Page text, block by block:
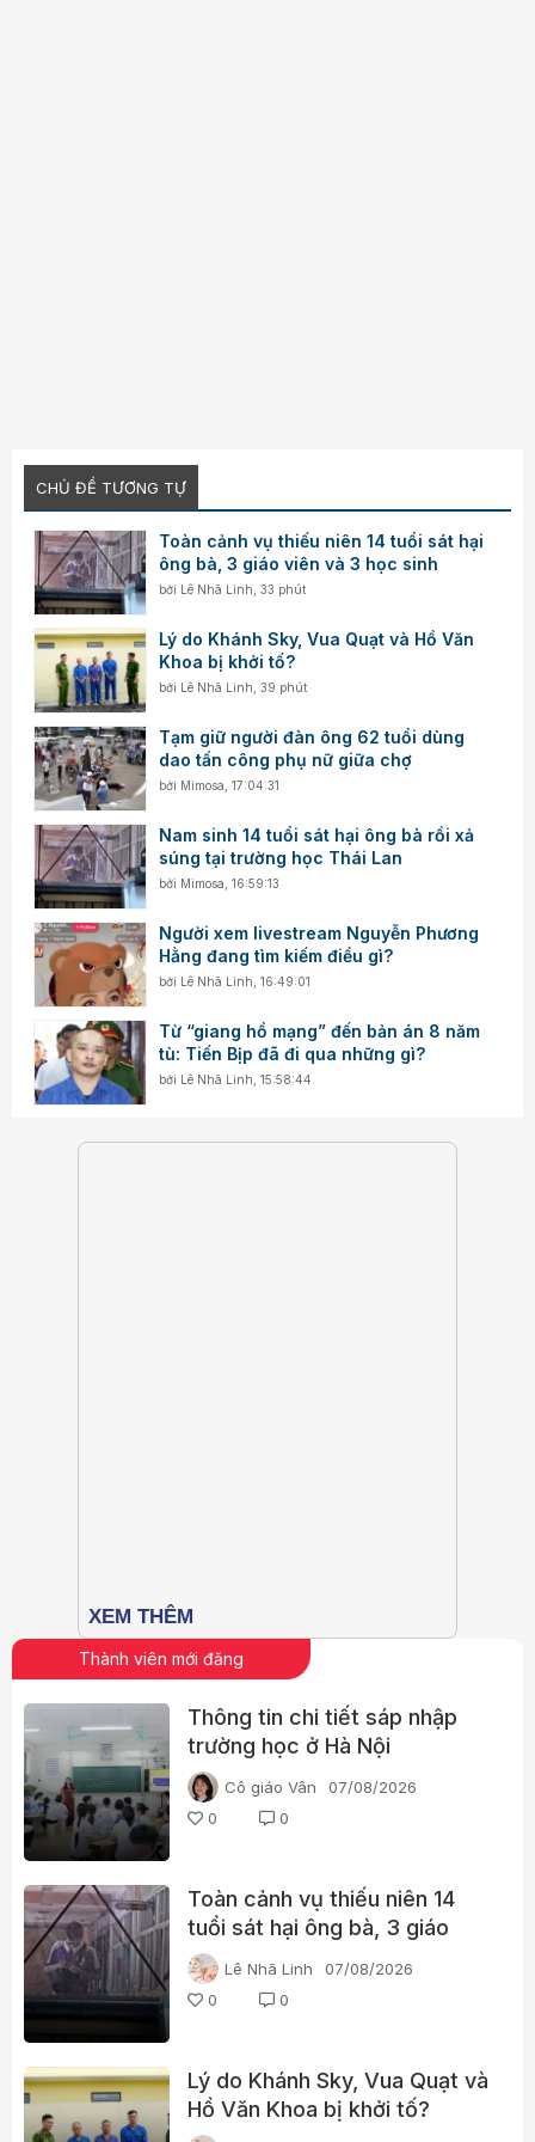
CHỦ ĐỀ TƯƠNG TỰ
Toàn cảnh vụ thiếu niên 14 tuổi sát hại
ông bà, 3 giáo viên và 3 học sinh
bởi Lê Nhã Linh ,33 phút
Lý do Khánh Sky, Vua Quạt và Hồ Văn
Khoa bị khởi tố?
bởi Lê Nhã Linh ,39 phút
Tạm giữ người đàn ông 62 tuổi dùng
dao tấn công phụ nữ giữa chợ
bởi Mimosa ,17:04:31
Nam sinh 14 tuổi sát hại ông bà rồi xả
súng tại trường học Thái Lan
bởi Mimosa ,16:59:13
Người xem livestream Nguyễn Phương
Hằng đang tìm kiếm điều gì?
bởi Lê Nhã Linh ,16:49:01
Từ “giang hồ mạng” đến bản án 8 năm
tù: Tiến Bịp đã đi qua những gì?
bởi Lê Nhã Linh ,15:58:44
Thành viên mới đăng
Thông tin chi tiết sáp nhập
trường học ở Hà Nội
Cô giáo Vân
07/08/2026
0
0
Toàn cảnh vụ thiếu niên 14
tuổi sát hại ông bà, 3 giáo
viên và 3 học sinh
Lê Nhã Linh
07/08/2026
0
0
Lý do Khánh Sky, Vua Quạt và
Hồ Văn Khoa bị khởi tố?